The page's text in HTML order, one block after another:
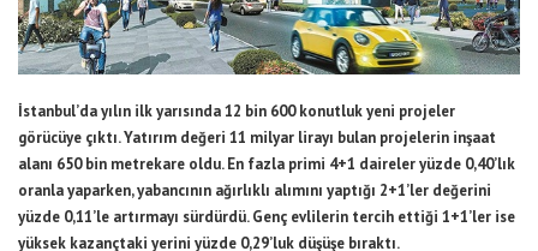
İstanbul’da yılın ilk yarısında 12 bin 600 konutluk yeni projeler
görücüye çıktı. Yatırım değeri 11 milyar lirayı bulan projelerin inşaat
alanı 650 bin metrekare oldu. En fazla primi 4+1 daireler yüzde 0,40’lık
oranla yaparken, yabancının ağırlıklı alımını yaptığı 2+1’ler değerini
yüzde 0,11’le artırmayı sürdürdü. Genç evlilerin tercih ettiği 1+1’ler ise
yüksek kazançtaki yerini yüzde 0,29’luk düşüşe bıraktı.